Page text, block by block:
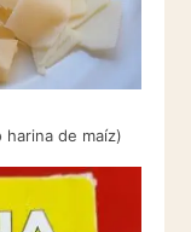
de maíz)